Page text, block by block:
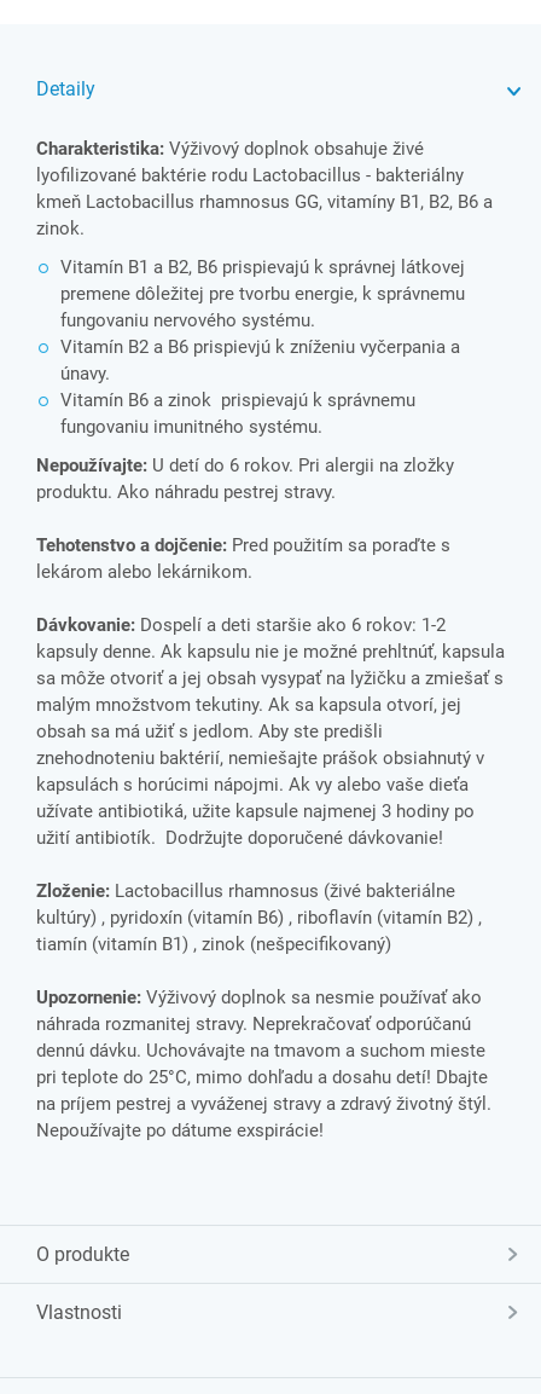
Detaily
Charakteristika: Výživový doplnok obsahuje živé
lyofilizované baktérie rodu Lactobacillus - bakteriálny
kmeň Lactobacillus rhamnosus GG, vitamíny B1, B2, B6 a
zinok.
Vitamín B1 a B2, B6 prispievajú k správnej látkovej
premene dôležitej pre tvorbu energie, k správnemu
fungovaniu nervového systému.
Vitamín B2 a B6 prispievjú k zníženiu vyčerpania a
únavy.
Vitamín B6 a zinok prispievajú k správnemu
fungovaniu imunitného systému.
Nepoužívajte: U detí do 6 rokov. Pri alergii na zložky
produktu. Ako náhradu pestrej stravy.
Tehotenstvo a dojčenie: Pred použitím sa poraďte s
lekárom alebo lekárnikom.
Dávkovanie: Dospelí a deti staršie ako 6 rokov: 1-2
kapsuly denne. Ak kapsulu nie je možné prehltnúť, kapsula
sa môže otvoriť a jej obsah vysypať na lyžičku a zmiešať s
malým množstvom tekutiny. Ak sa kapsula otvorí, jej
obsah sa má užiť s jedlom. Aby ste predišli
znehodnoteniu baktérií, nemiešajte prášok obsiahnutý v
kapsulách s horúcimi nápojmi. Ak vy alebo vaše dieťa
užívate antibiotiká, užite kapsule najmenej 3 hodiny po
užití antibiotík. Dodržujte doporučené dávkovanie!
Zloženie: Lactobacillus rhamnosus (živé bakteriálne
kultúry) , pyridoxín (vitamín B6) , riboflavín (vitamín B2) ,
tiamín (vitamín B1) , zinok (nešpecifikovaný)
Upozornenie: Výživový doplnok sa nesmie používať ako
náhrada rozmanitej stravy. Neprekračovať odporúčanú
dennú dávku. Uchovávajte na tmavom a suchom mieste
pri teplote do 25°C, mimo dohľadu a dosahu detí! Dbajte
na príjem pestrej a vyváženej stravy a zdravý životný štýl.
Nepoužívajte po dátume exspirácie!
O produkte
Vlastnosti